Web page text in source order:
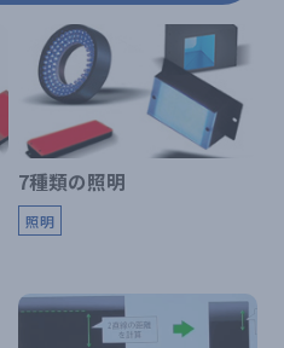
7種類の照明
照明